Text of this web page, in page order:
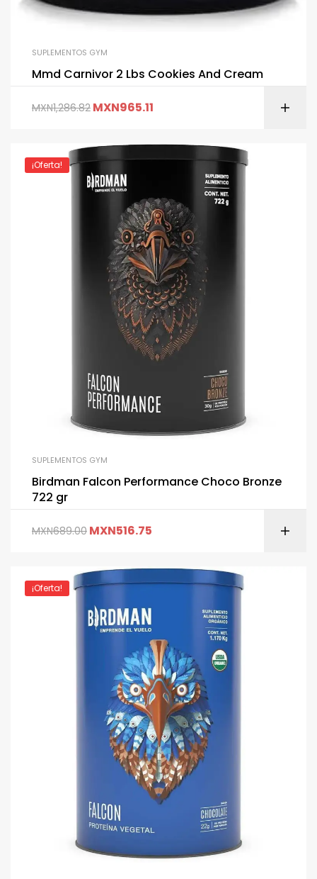
SUPLEMENTOS GYM
Mmd Carnivor 2 Lbs Cookies And Cream
MXN1,286.82 MXN965.11
¡Oferta!
SUPLEMENTOS GYM
Birdman Falcon Performance Choco Bronze
722 gr
MXN689.00 MXN516.75
¡Oferta!